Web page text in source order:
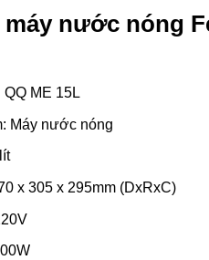
nước nóng
QQ ME 15L
Máy nước nóng
x 305 x 295mm (DxRxC)